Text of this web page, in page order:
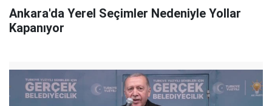
Ankara'da Yerel Seçimler Nedeniyle Yollar
Kapanıyor